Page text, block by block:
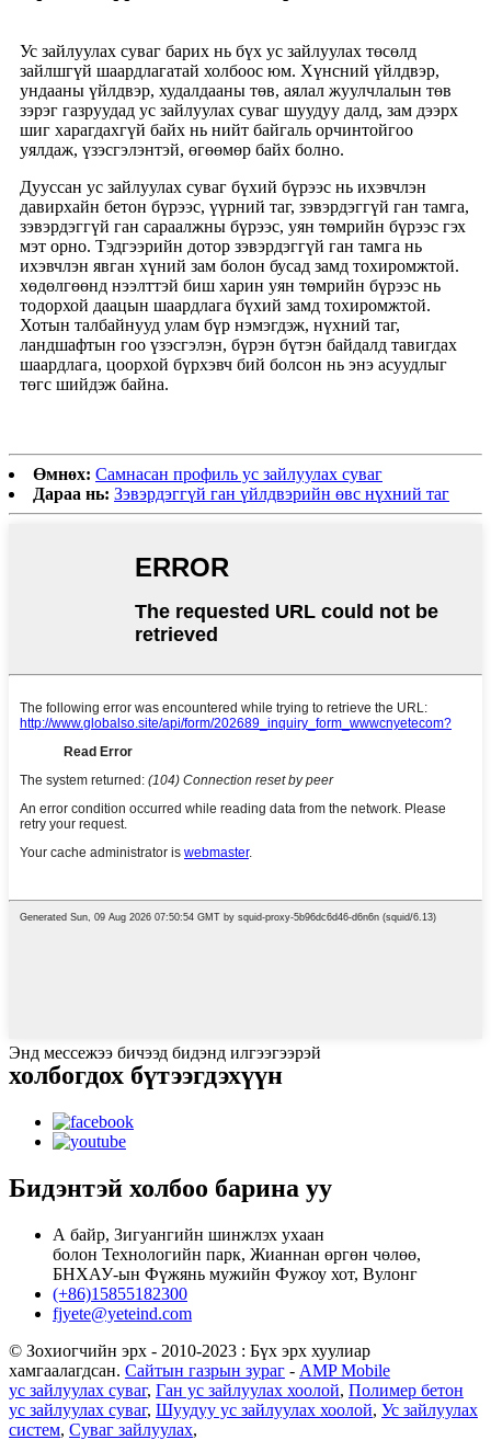
Ус зайлуулах суваг барих нь бүх ус зайлуулах төсөлд
зайлшгүй шаардлагатай холбоос юм. Хүнсний үйлдвэр,
ундааны үйлдвэр, худалдааны төв, аялал жуулчлалын төв
зэрэг газруудад ус зайлуулах суваг шуудуу далд, зам дээрх
шиг харагдахгүй байх нь нийт байгаль орчинтойгоо
уялдаж, үзэсгэлэнтэй, өгөөмөр байх болно.
Дууссан ус зайлуулах суваг бүхий бүрээс нь ихэвчлэн
давирхайн бетон бүрээс, үүрний таг, зэвэрдэггүй ган тамга,
зэвэрдэггүй ган сараалжны бүрээс, уян төмрийн бүрээс гэх
мэт орно. Тэдгээрийн дотор зэвэрдэггүй ган тамга нь
ихэвчлэн явган хүний ​​зам болон бусад замд тохиромжтой.
хөдөлгөөнд нээлттэй биш харин уян төмрийн бүрээс нь
тодорхой даацын шаардлага бүхий замд тохиромжтой.
Хотын талбайнууд улам бүр нэмэгдэж, нүхний таг,
ландшафтын гоо үзэсгэлэн, бүрэн бүтэн байдалд тавигдах
шаардлага, цоорхой бүрхэвч бий болсон нь энэ асуудлыг
төгс шийдэж байна.
Өмнөх: Самнасан профиль ус зайлуулах суваг
Дараа нь: Зэвэрдэггүй ган үйлдвэрийн өвс нүхний таг
Энд мессежээ бичээд бидэнд илгээгээрэй
холбогдох бүтээгдэхүүн
Бидэнтэй холбоо барина уу
А байр, Зигуангийн шинжлэх ухаан
болон Технологийн парк, Жианнан өргөн чөлөө,
БНХАУ-ын Фүжянь мужийн Фужоу хот, Вулонг
(+86)15855182300
fjyete@yeteind.com
© Зохиогчийн эрх - 2010-2023 : Бүх эрх хуулиар
хамгаалагдсан. Сайтын газрын зураг - AMP Mobile
ус зайлуулах суваг, Ган ус зайлуулах хоолой, Полимер бетон
ус зайлуулах суваг, Шуудуу ус зайлуулах хоолой, Ус зайлуулах
систем, Суваг зайлуулах,